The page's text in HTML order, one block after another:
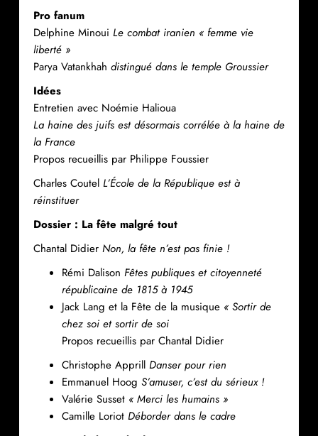
Pro fanum
Delphine Minoui Le combat iranien « femme vie
liberté »
Parya Vatankhah distingué dans le temple Groussier
Idées
Entretien avec Noémie Halioua
La haine des juifs est désormais corrélée à la haine de
la France
Propos recueillis par Philippe Foussier
Charles Coutel L’École de la République est à
réinstituer
Dossier : La fête malgré tout
Chantal Didier Non, la fête n’est pas finie !
Rémi Dalison Fêtes publiques et citoyenneté
républicaine de 1815 à 1945
Jack Lang et la Fête de la musique « Sortir de
chez soi et sortir de soi
Propos recueillis par Chantal Didier
Christophe Apprill Danser pour rien
Emmanuel Hoog S’amuser, c’est du sérieux !
Valérie Susset « Merci les humains »
Camille Loriot Déborder dans le cadre